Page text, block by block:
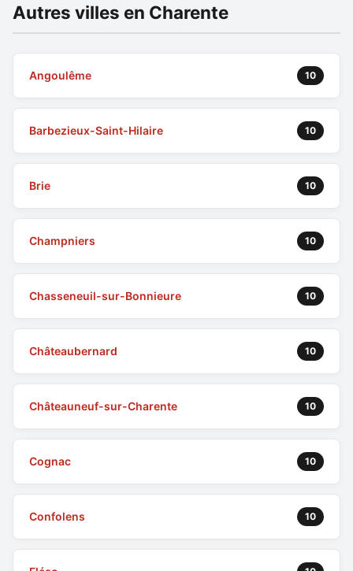
Autres villes en Charente
Angoulême 10
Barbezieux-Saint-Hilaire 10
Brie 10
Champniers 10
Chasseneuil-sur-Bonnieure 10
Châteaubernard 10
Châteauneuf-sur-Charente 10
Cognac 10
Confolens 10